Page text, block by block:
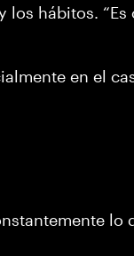
los hábitos.
en el
lo